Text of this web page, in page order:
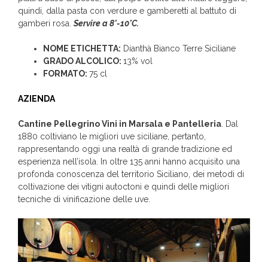
quindi, dalla pasta con verdure e gamberetti al battuto di
gamberi rosa. Servire a 8°-10°C.
NOME ETICHETTA: Dianthà Bianco Terre Siciliane
GRADO ALCOLICO: 13% vol
FORMATO: 75 cl
AZIENDA
Cantine Pellegrino Vini in Marsala e Pantelleria. Dal
1880 coltiviano le migliori uve siciliane, pertanto,
rappresentando oggi una realtà di grande tradizione ed
esperienza nell’isola. In oltre 135 anni hanno acquisito una
profonda conoscenza del territorio Siciliano, dei metodi di
coltivazione dei vitigni autoctoni e quindi delle migliori
tecniche di vinificazione delle uve.